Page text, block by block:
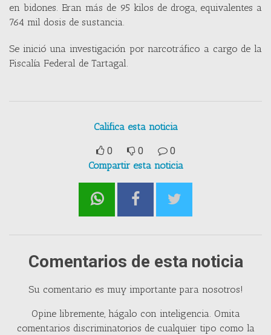
en bidones. Eran más de 95 kilos de droga, equivalentes a
764 mil dosis de sustancia.
Se inició una investigación por narcotráfico a cargo de la
Fiscalía Federal de Tartagal.
Califica esta noticia
0 0
0
Compartir esta noticia
Comentarios de esta noticia
Su comentario es muy importante para nosotros!
Opine libremente, hágalo con inteligencia. Omita
comentarios discriminatorios de cualquier tipo como la